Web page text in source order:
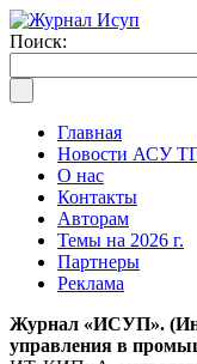
Поиск:
Главная
Новости АСУ
О нас
Контакты
Авторам
Темы на 2026 г.
Партнеры
Реклама
Журнал «ИСУП».
управления в